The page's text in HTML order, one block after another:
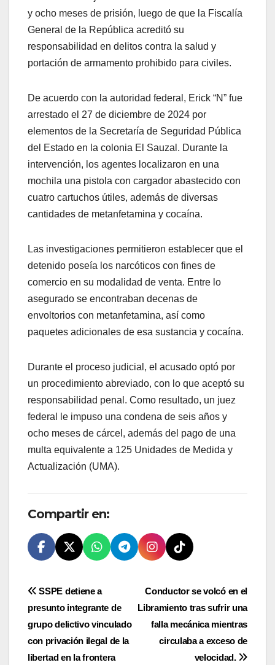
y ocho meses de prisión, luego de que la Fiscalía
General de la República acreditó su
responsabilidad en delitos contra la salud y
portación de armamento prohibido para civiles.
De acuerdo con la autoridad federal, Erick “N” fue
arrestado el 27 de diciembre de 2024 por
elementos de la Secretaría de Seguridad Pública
del Estado en la colonia El Sauzal. Durante la
intervención, los agentes localizaron en una
mochila una pistola con cargador abastecido con
cuatro cartuchos útiles, además de diversas
cantidades de metanfetamina y cocaína.
Las investigaciones permitieron establecer que el
detenido poseía los narcóticos con fines de
comercio en su modalidad de venta. Entre lo
asegurado se encontraban decenas de
envoltorios con metanfetamina, así como
paquetes adicionales de esa sustancia y cocaína.
Durante el proceso judicial, el acusado optó por
un procedimiento abreviado, con lo que aceptó su
responsabilidad penal. Como resultado, un juez
federal le impuso una condena de seis años y
ocho meses de cárcel, además del pago de una
multa equivalente a 125 Unidades de Medida y
Actualización (UMA).
Compartir en:
Navegación
de
entradas
Conductor se volcó en el
Libramiento tras sufrir una
falla mecánica mientras
circulaba a exceso de
velocidad.
SSPE detiene a
presunto integrante de
grupo delictivo vinculado
con privación ilegal de la
libertad en la frontera